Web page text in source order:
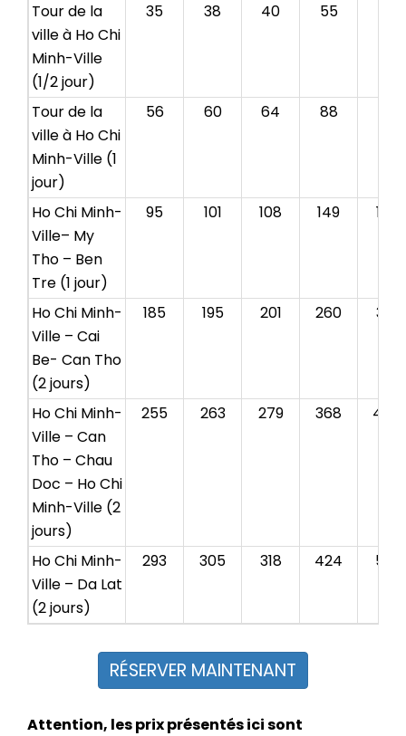
Tour de la
ville à Ho Chi
Minh-Ville
(1/2 jour)
35 38 40 55
Tour de la
ville à Ho Chi
Minh-Ville (1
jour)
56 60 64 88
Ho Chi Minh-
Ville– My
Tho – Ben
Tre (1 jour)
95 101 108 149 162
Ho Chi Minh-
Ville – Cai
Be- Can Tho
(2 jours)
185 195 201 260 316
Ho Chi Minh-
Ville – Can
Tho – Chau
Doc – Ho Chi
Minh-Ville (2
jours)
255 263 279 368 442
Ho Chi Minh-
Ville – Da Lat
(2 jours)
293 305 318 424 518
RÉSERVER MAINTENANT
Attention, les prix présentés ici sont